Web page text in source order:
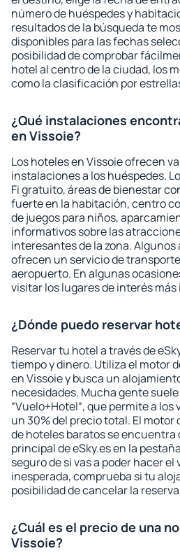
número de huéspedes y
resultados de la búsqueda te
disponibles para las fechas
posibilidad de comprobar
hotel al centro de la ciudad, los
como la clasificación por
¿Qué instalaciones
en Vissoie?
Los hoteles en Vissoie ofrecen
instalaciones a los huéspedes.
Fi gratuito, áreas de bienestar
fuerte en la habitación, centro
de juegos para niños,
informativos sobre las
interesantes de la zona.
ofrecen un servicio de
aeropuerto. En algunas
visitar los lugares de interés
¿Dónde puedo reservar
Reservar tu hotel a través de
tiempo y dinero. Utiliza el motor
en Vissoie y busca un
necesidades. Mucha gente
“Vuelo+Hotel“, que permite a
un 30% del precio total. El motor
de hoteles baratos se encuentra
principal de eSky.es en la
seguro de si vas a poder hacer
inesperada, comprueba si tu
posibilidad de cancelar la
¿Cuál es el precio de una
Vissoie?